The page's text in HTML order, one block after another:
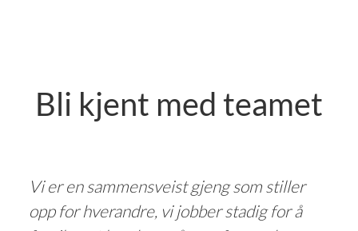
Bli kjent med teamet
Vi er en sammensveist gjeng som stiller
opp for hverandre, vi jobber stadig for å